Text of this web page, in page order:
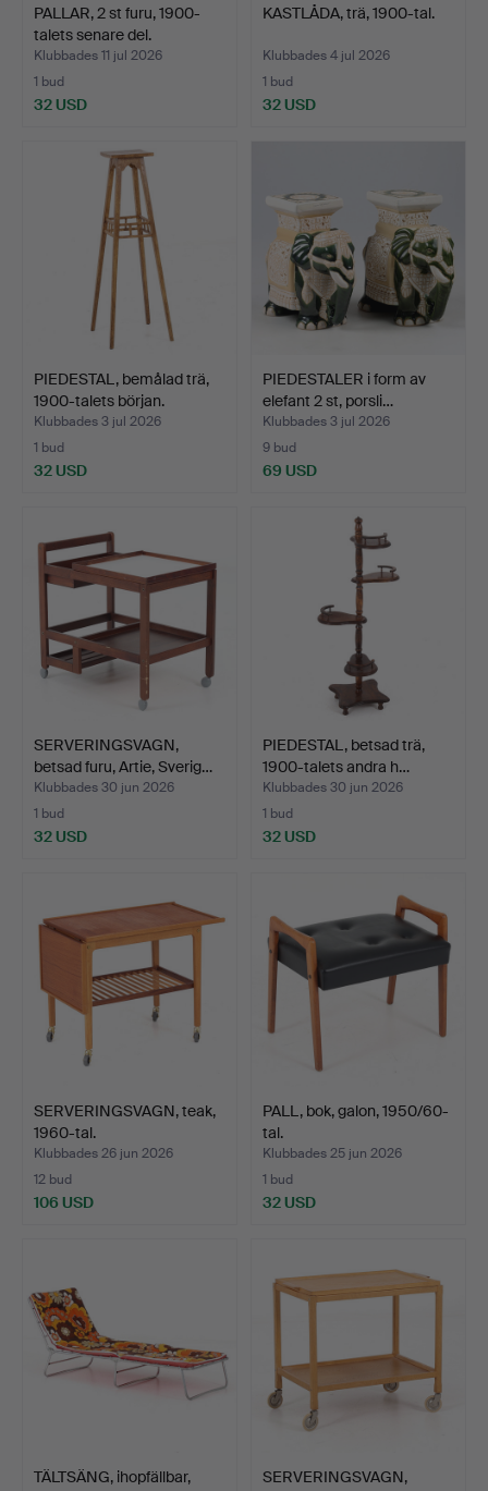
PALLAR, 2 st furu, 1900-
talets senare del.
Klubbades 11 jul 2026
1 bud
32 USD
KASTLÅDA, trä, 1900-tal.
Klubbades 4 jul 2026
1 bud
32 USD
PIEDESTAL, bemålad trä,
1900-talets början.
Klubbades 3 jul 2026
1 bud
32 USD
PIEDESTALER i form av
elefant 2 st, porsli…
Klubbades 3 jul 2026
9 bud
69 USD
SERVERINGSVAGN,
betsad furu, Artie, Sverig…
Klubbades 30 jun 2026
1 bud
32 USD
PIEDESTAL, betsad trä,
1900-talets andra h…
Klubbades 30 jun 2026
1 bud
32 USD
SERVERINGSVAGN, teak,
1960-tal.
Klubbades 26 jun 2026
12 bud
106 USD
PALL, bok, galon, 1950/60-
tal.
Klubbades 25 jun 2026
1 bud
32 USD
TÄLTSÄNG, ihopfällbar,
SERVERINGSVAGN,